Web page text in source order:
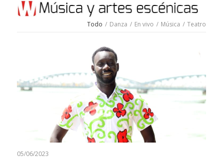
Todo / Danza / En vivo / Música / Teatro
05/06/2023